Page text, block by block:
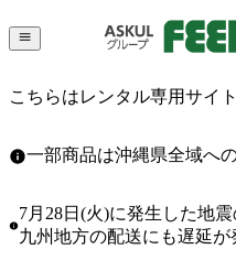
こちらはレンタル専用サイ
一部商品は沖縄県全域へ
7月28日(火)に発生した地
九州地方の配送にも遅延